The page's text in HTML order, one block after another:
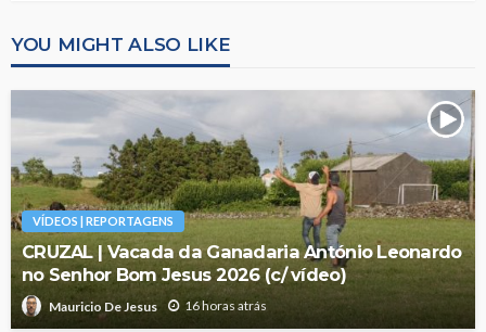
YOU MIGHT ALSO LIKE
VÍDEOS | REPORTAGENS
CRUZAL | Vacada da Ganadaria António Leonardo
no Senhor Bom Jesus 2026 (c/ vídeo)
Mauricio De Jesus 16 horas atrás